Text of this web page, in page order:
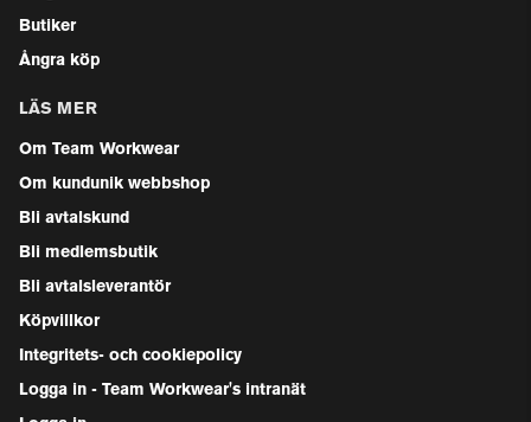
Butiker
Ångra köp
LÄS MER
Om Team Workwear
Om kundunik webbshop
Bli avtalskund
Bli medlemsbutik
Bli avtalsleverantör
Köpvillkor
Integritets- och cookiepolicy
Logga in - Team Workwear's intranät